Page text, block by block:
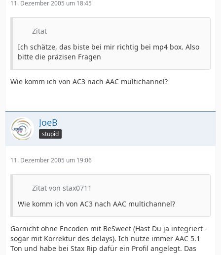
11. Dezember 2005 um 18:45
Zitat
Ich schätze, das biste bei mir richtig bei mp4 box. Also
bitte die präzisen Fragen
Wie komm ich von AC3 nach AAC multichannel?
JoeB
stupid
11. Dezember 2005 um 19:06
Zitat von stax0711
Wie komm ich von AC3 nach AAC multichannel?
Garnicht ohne Encoden mit BeSweet (Hast Du ja integriert -
sogar mit Korrektur des delays). Ich nutze immer AAC 5.1
Ton und habe bei Stax Rip dafür ein Profil angelegt. Das